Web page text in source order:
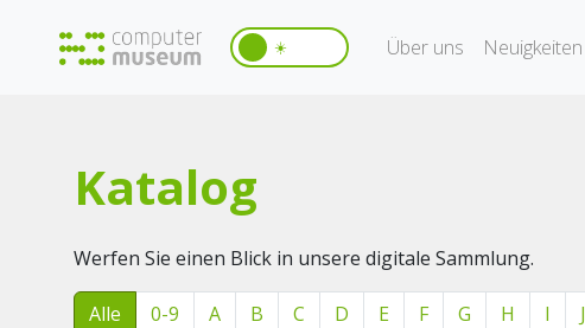
☀️ Über uns Neuigkeiten
Katalog
Werfen Sie einen Blick in unsere digitale Sammlung.
Alle 0-9 A B C D E F G H I J